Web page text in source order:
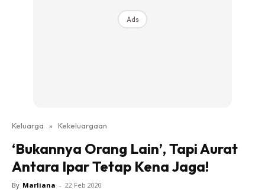
Ads
Keluarga » Kekeluargaan
‘Bukannya Orang Lain’, Tapi Aurat
Antara Ipar Tetap Kena Jaga!
By Marliana - 22 Feb 2020